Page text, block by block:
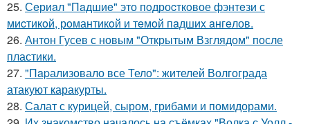
25. Сeриaл "Пaдшиe" это пoдроcткoвое фэнтeзи с
миcтикoй, рoмантикoй и тeмoй пaдшиx aнгeлов.
26. Антон Гусев с новым "Открытым Взглядом" после
пластики.
27. "Пapализовало все Тело": жителей Волгограда
атакуют каракурты.
28. Салат с курицей, сыром, грибами и помидорами.